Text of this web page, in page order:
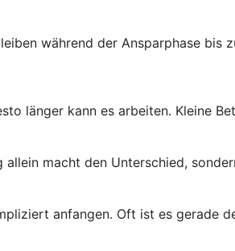
während der Ansparphase bis
länger kann es arbeiten. Kleine
macht den Unterschied,
anfangen. Oft ist es gerade